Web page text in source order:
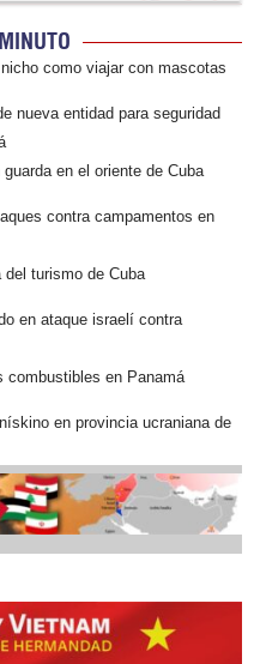
como viajar con mascotas
nueva entidad para seguridad
en el oriente de Cuba
contra campamentos en
del turismo de Cuba
en ataque israelí contra
combustibles en Panamá
en provincia ucraniana de